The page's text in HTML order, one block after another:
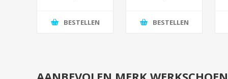
BESTELLEN
BESTELLEN